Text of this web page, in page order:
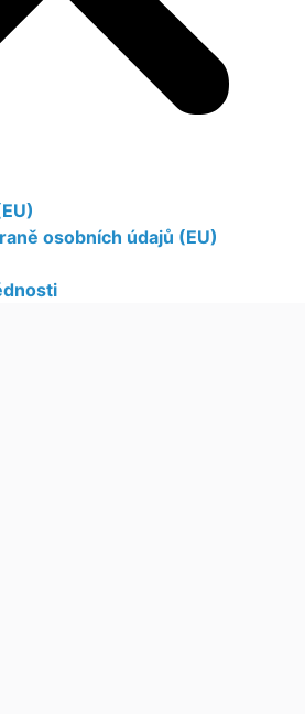
osobních údajů (EU)